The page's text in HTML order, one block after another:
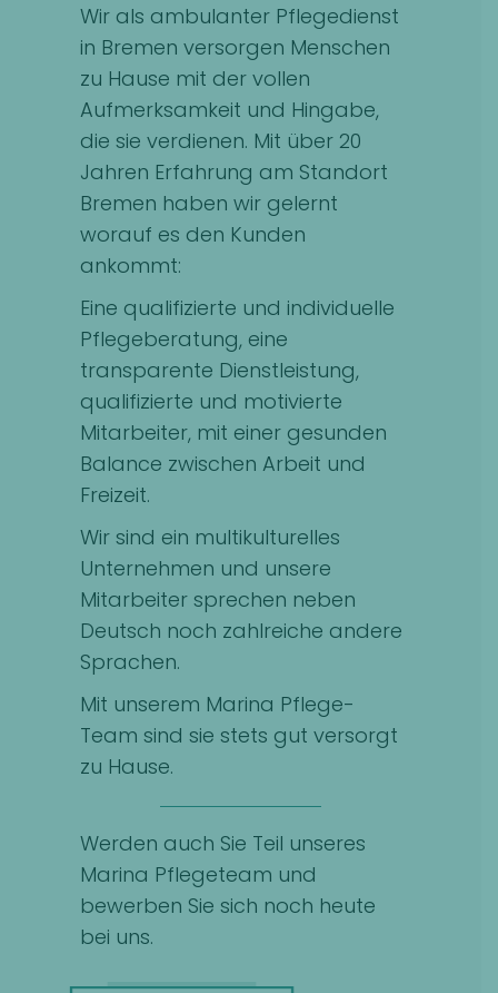
Wir als ambulanter Pflegedienst
in Bremen versorgen Menschen
zu Hause mit der vollen
Aufmerksamkeit und Hingabe,
die sie verdienen. Mit über 20
Jahren Erfahrung am Standort
Bremen haben wir gelernt
worauf es den Kunden
ankommt:
Eine qualifizierte und individuelle
Pflegeberatung, eine
transparente Dienstleistung,
qualifizierte und motivierte
Mitarbeiter, mit einer gesunden
Balance zwischen Arbeit und
Freizeit.
Wir sind ein multikulturelles
Unternehmen und unsere
Mitarbeiter sprechen neben
Deutsch noch zahlreiche andere
Sprachen.
Mit unserem Marina Pflege-
Team sind sie stets gut versorgt
zu Hause.
Werden auch Sie Teil unseres
Marina Pflegeteam und
bewerben Sie sich noch heute
bei uns.